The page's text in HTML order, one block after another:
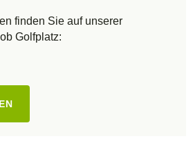
finden Sie auf unserer
Golfplatz: